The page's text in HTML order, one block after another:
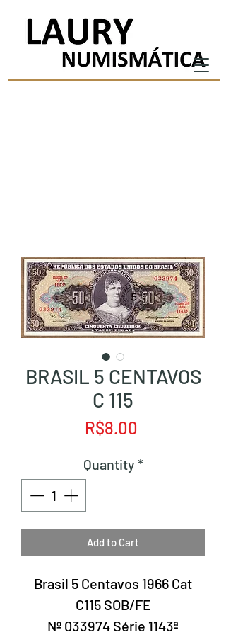
BRASIL 5 CENTAVOS
C 115
R$8.00
Quantity *
Add to Cart
Brasil 5 Centavos 1966 Cat
C115 SOB/FE
Nº 033974 Série 1143ª